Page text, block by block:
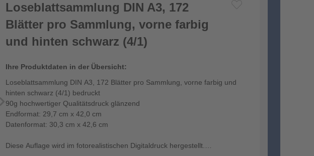
Loseblattsammlung DIN A3, 172
Blätter pro Sammlung, vorne farbig
und hinten schwarz (4/1)
Ihre Produktdaten in der Übersicht:
Loseblattsammlung DIN A3, 172 Blätter pro Sammlung, vorne farbig und
hinten schwarz (4/1) bedruckt
90g hochwertiger Qualitätsdruck glänzend
Endformat: 29,7 cm x 42,0 cm
Datenformat: 30,3 cm x 42,6 cm
Diese Auflage wird im fotorealistischen Digitaldruck hergestellt.